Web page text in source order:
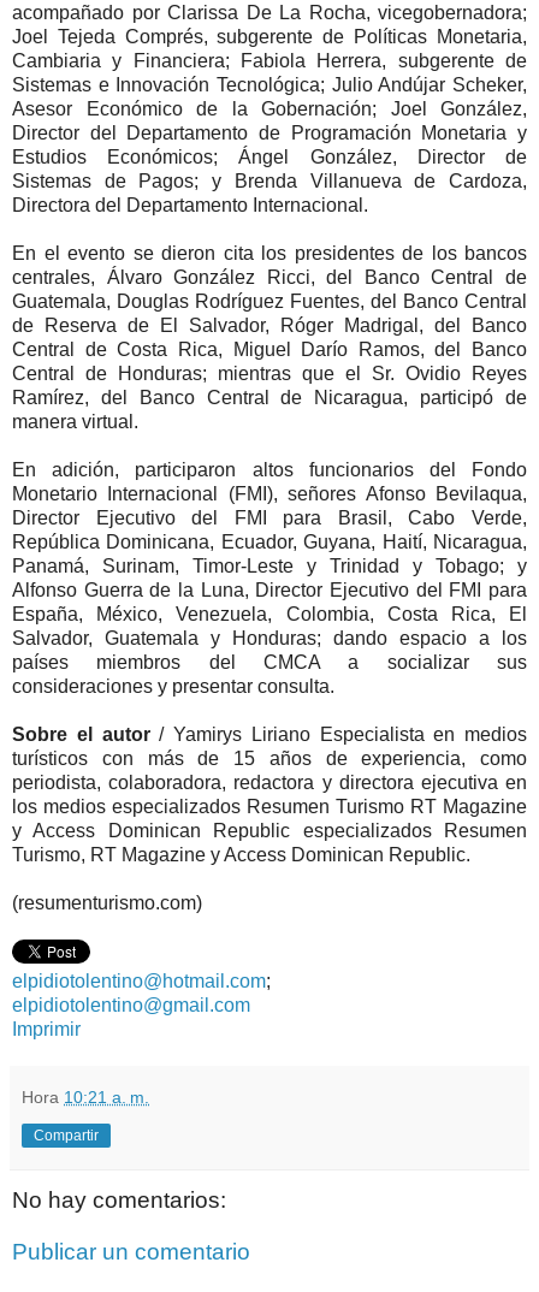
acompañado por Clarissa De La Rocha, vicegobernadora;
Joel Tejeda Comprés, subgerente de Políticas Monetaria,
Cambiaria y Financiera; Fabiola Herrera, subgerente de
Sistemas e Innovación Tecnológica; Julio Andújar Scheker,
Asesor Económico de la Gobernación; Joel González,
Director del Departamento de Programación Monetaria y
Estudios Económicos; Ángel González, Director de
Sistemas de Pagos; y Brenda Villanueva de Cardoza,
Directora del Departamento Internacional.
En el evento se dieron cita los presidentes de los bancos
centrales, Álvaro González Ricci, del Banco Central de
Guatemala, Douglas Rodríguez Fuentes, del Banco Central
de Reserva de El Salvador, Róger Madrigal, del Banco
Central de Costa Rica, Miguel Darío Ramos, del Banco
Central de Honduras; mientras que el Sr. Ovidio Reyes
Ramírez, del Banco Central de Nicaragua, participó de
manera virtual.
En adición, participaron altos funcionarios del Fondo
Monetario Internacional (FMI), señores Afonso Bevilaqua,
Director Ejecutivo del FMI para Brasil, Cabo Verde,
República Dominicana, Ecuador, Guyana, Haití, Nicaragua,
Panamá, Surinam, Timor-Leste y Trinidad y Tobago; y
Alfonso Guerra de la Luna, Director Ejecutivo del FMI para
España, México, Venezuela, Colombia, Costa Rica, El
Salvador, Guatemala y Honduras; dando espacio a los
países miembros del CMCA a socializar sus
consideraciones y presentar consulta.
Sobre el autor/ Yamirys Liriano Especialista en medios
turísticos con más de 15 años de experiencia, como
periodista, colaboradora, redactora y directora ejecutiva en
los medios especializados Resumen Turismo RT Magazine
y Access Dominican Republic especializados Resumen
Turismo, RT Magazine y Access Dominican Republic.
(resumenturismo.com)
elpidiotolentino@hotmail.com;
elpidiotolentino@gmail.com
Imprimir
Hora 10:21 a. m.
Compartir
No hay comentarios:
Publicar un comentario